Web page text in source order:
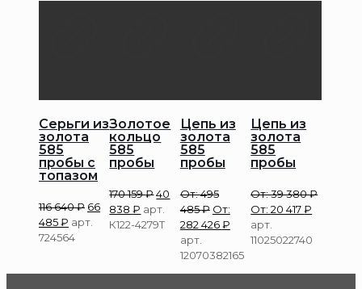
Серьги из
золота
585
пробы с
топазом
116 640₽ 66
485₽ арт.
724564
Золотое
кольцо
585
пробы
170 159₽40
838₽ арт.
К122-4279Т
Цепь из
золота
585
пробы
От:495
485₽ От:
282 426₽
арт.
12070382165
Цепь из
золота
585
пробы
От:39 380₽
От:20 417₽
арт.
11025022740